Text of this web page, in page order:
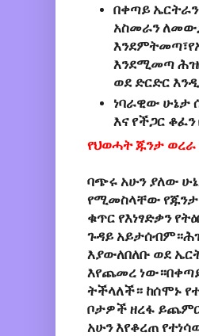
በቀጣይ
አስመራን
እንደሚመጣ
ወደ ድርድር
ነባራዊው ሁኔታ
እና የችጋር
የህወሓት ጁንታ
ባጭሩ አሁን ያለው
የሚመስላቸው
ቁጥር የእነፃድቃን
ጉዳይ
እያውለበለቡ ወደ
እየጨመረ
ትችላለች። ከሰሞኑ
ቦታዎች ዘረፋ
አሁን እየቆረጠ